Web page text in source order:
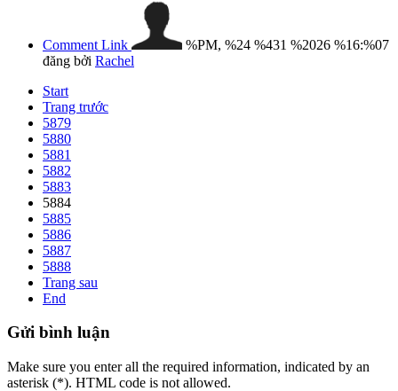
Comment Link
%PM, %24 %431 %2026 %16:%07
đăng bởi Rachel
Start
Trang trước
5879
5880
5881
5882
5883
5884
5885
5886
5887
5888
Trang sau
End
Gửi bình luận
Make sure you enter all the required information, indicated by an
asterisk (*). HTML code is not allowed.